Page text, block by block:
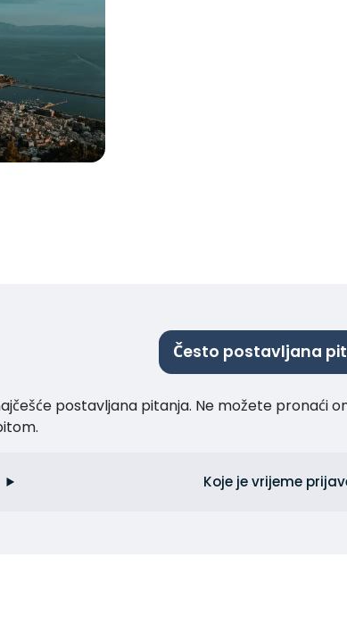
Često postavljana
postavljana pitanja. Ne možete pronaći
Koje je vrijeme